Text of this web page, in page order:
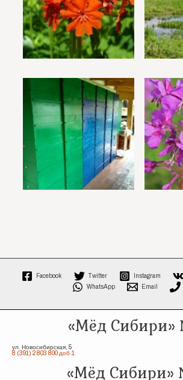
Facebook Twitter Instagram
WhatsApp
Email
«Мёд Сибири»
ул. Новосибирская, 5
8 (391) 2 803 800 доб.1
«Мёд Сибири»